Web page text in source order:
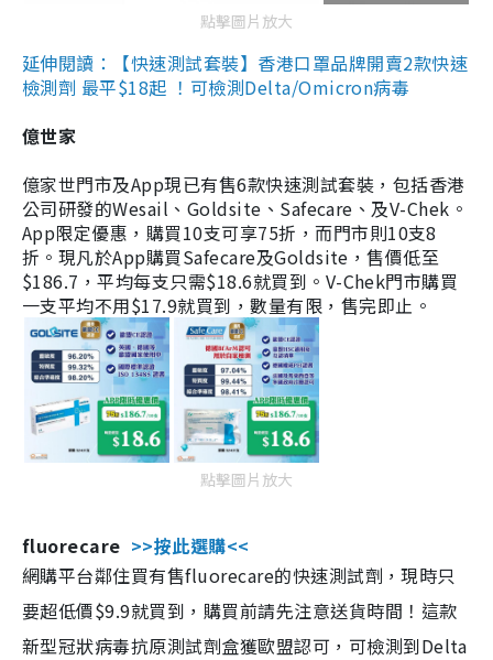
點擊圖片放大
延伸閱讀：【快速測試套裝】香港口罩品牌開賣2款快速
檢測劑 最平$18起 ！可檢測Delta/Omicron病毒
億世家
億家世門市及App現已有售6款快速測試套裝，包括香港
公司研發的Wesail、Goldsite、Safecare、及V-Chek。
App限定優惠，購買10支可享75折，而門市則10支8
折。現凡於App購買Safecare及Goldsite，售價低至
$186.7，平均每支只需$18.6就買到。V-Chek門市購買
一支平均不用$17.9就買到，數量有限，售完即止。
點擊圖片放大
fluorecare >>按此選購<<
網購平台鄰住買有售fluorecare的快速測試劑，現時只
要超低價$9.9就買到，購買前請先注意送貨時間！這款
新型冠狀病毒抗原測試劑盒獲歐盟認可，可檢測到Delta